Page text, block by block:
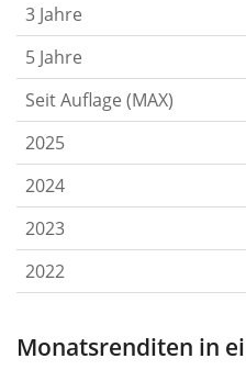
3 Jahre
5 Jahre
Seit Auflage (MAX)
2025
2024
2023
2022
Monatsrenditen in